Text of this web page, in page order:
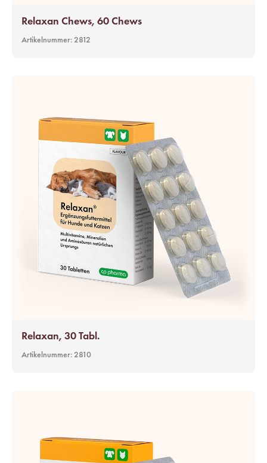
Relaxan Chews, 60 Chews
Artikelnummer: 2812
Relaxan, 30 Tabl.
Artikelnummer: 2810